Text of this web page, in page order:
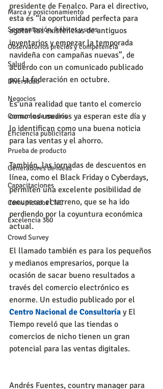
Marca y posicionamiento
Segmentación, hábitos y usos
Observatorios precios y competencia
Salud
Diversidad
Negocios
Consumo de medios
Eficiencia publicitaria
Prueba de producto
Generadores de ideas
Capacitaciones
Comunicados CNC
Excelencia 360
Crowd Survey
presidente de Fenalco. Para el directivo,
esta es “la oportunidad perfecta para
agotar las existencias de antiguos
inventarios y empezar la temporada
navideña con campañas nuevas”, de
acuerdo con un comunicado publicado
por la federación en octubre.
Es una realidad que tanto el comercio
como los usuarios ya esperan este día y
lo identifican como una buena noticia
para las ventas y el ahorro.
También, las jornadas de descuentos en
línea, como el Black Friday o Cyberdays,
permiten una excelente posibilidad de
recuperar el terreno, que se ha ido
perdiendo por la coyuntura económica
actual.
El llamado también es para los pequeños
y medianos empresarios, porque la
ocasión de sacar bueno resultados a
través del comercio electrónico es
enorme. Un estudio publicado por el
Centro Nacional de Consultoría y El
Tiempo reveló que las tiendas o
comercios de nicho tienen un gran
potencial para las ventas digitales.
Andrés Fuentes, country manager para